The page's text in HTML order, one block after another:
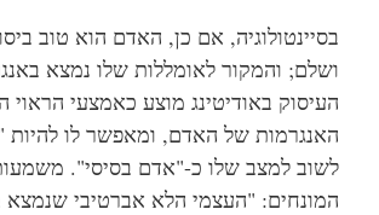
בסיינטולוגיה, אם כן, האדם הוא טוב
ושלם; והמקור לאומללות שלו נמצא
העיסוק באודיטינג מוצע כאמצעי הראוי
האנגרמות של האדם, ומאפשר לו להיות
לשוב למצב שלו כ-"אדם בסיסי". משמעות
המונחים: "העצמי הלא אברטיבי שנמצא